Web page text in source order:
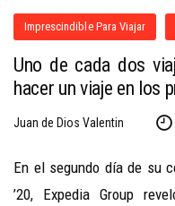
Imprescindible Para Viajar
Uno de cada dos
hacer un viaje en los
Juan de Dios Valentin
En el segundo día de su
’20, Expedia Group